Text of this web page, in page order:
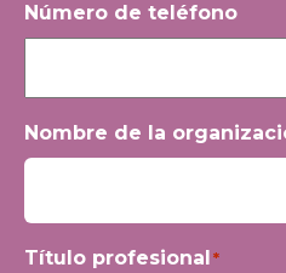
Número de teléfono
Nombre de la
Título profesional*